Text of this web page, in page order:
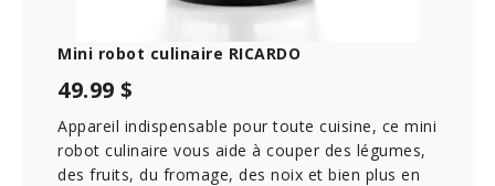
Mini robot culinaire RICARDO
49.99 $
Appareil indispensable pour toute cuisine, ce mini
robot culinaire vous aide à couper des légumes,
des fruits, du fromage, des noix et bien plus en